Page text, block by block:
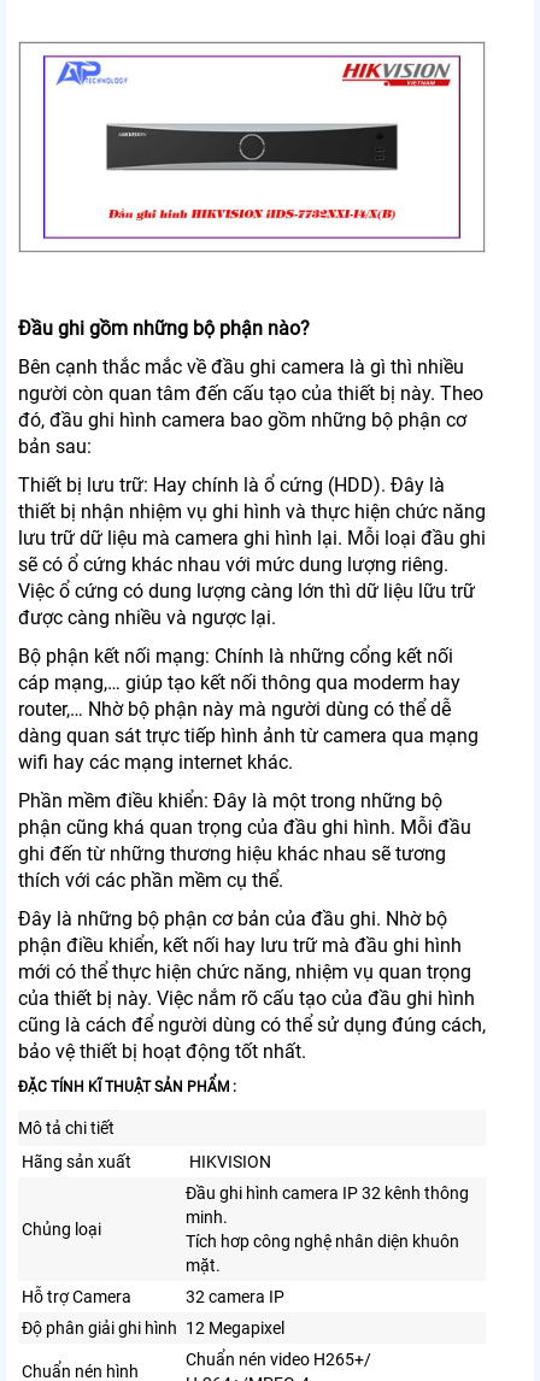
Đầu ghi gồm những bộ phận nào?
Bên cạnh thắc mắc về đầu ghi camera là gì thì nhiều
người còn quan tâm đến cấu tạo của thiết bị này. Theo
đó, đầu ghi hình camera bao gồm những bộ phận cơ
bản sau:
Thiết bị lưu trữ: Hay chính là ổ cứng (HDD). Đây là
thiết bị nhận nhiệm vụ ghi hình và thực hiện chức năng
lưu trữ dữ liệu mà camera ghi hình lại. Mỗi loại đầu ghi
sẽ có ổ cứng khác nhau với mức dung lượng riêng.
Việc ổ cứng có dung lượng càng lớn thì dữ liệu lữu trữ
được càng nhiều và ngược lại.
Bộ phận kết nối mạng: Chính là những cổng kết nối
cáp mạng,… giúp tạo kết nối thông qua moderm hay
router,… Nhờ bộ phận này mà người dùng có thể dễ
dàng quan sát trực tiếp hình ảnh từ camera qua mạng
wifi hay các mạng internet khác.
Phần mềm điều khiển: Đây là một trong những bộ
phận cũng khá quan trọng của đầu ghi hình. Mỗi đầu
ghi đến từ những thương hiệu khác nhau sẽ tương
thích với các phần mềm cụ thể.
Đây là những bộ phận cơ bản của đầu ghi. Nhờ bộ
phận điều khiển, kết nối hay lưu trữ mà đầu ghi hình
mới có thể thực hiện chức năng, nhiệm vụ quan trọng
của thiết bị này. Việc nắm rõ cấu tạo của đầu ghi hình
cũng là cách để người dùng có thể sử dụng đúng cách,
bảo vệ thiết bị hoạt động tốt nhất.
ĐẶC TÍNH KĨ THUẬT SẢN PHẨM :
Mô tả chi tiết
Hãng sản xuất
HIKVISION
Chủng loại
Đầu ghi hình camera IP 32 kênh thông
minh.
Tích hơp công nghệ nhân diện khuôn
mặt.
Hỗ trợ Camera
32 camera IP
Độ phân giải ghi hình 12 Megapixel
Chuẩn nén hình
Chuẩn nén video H265+/